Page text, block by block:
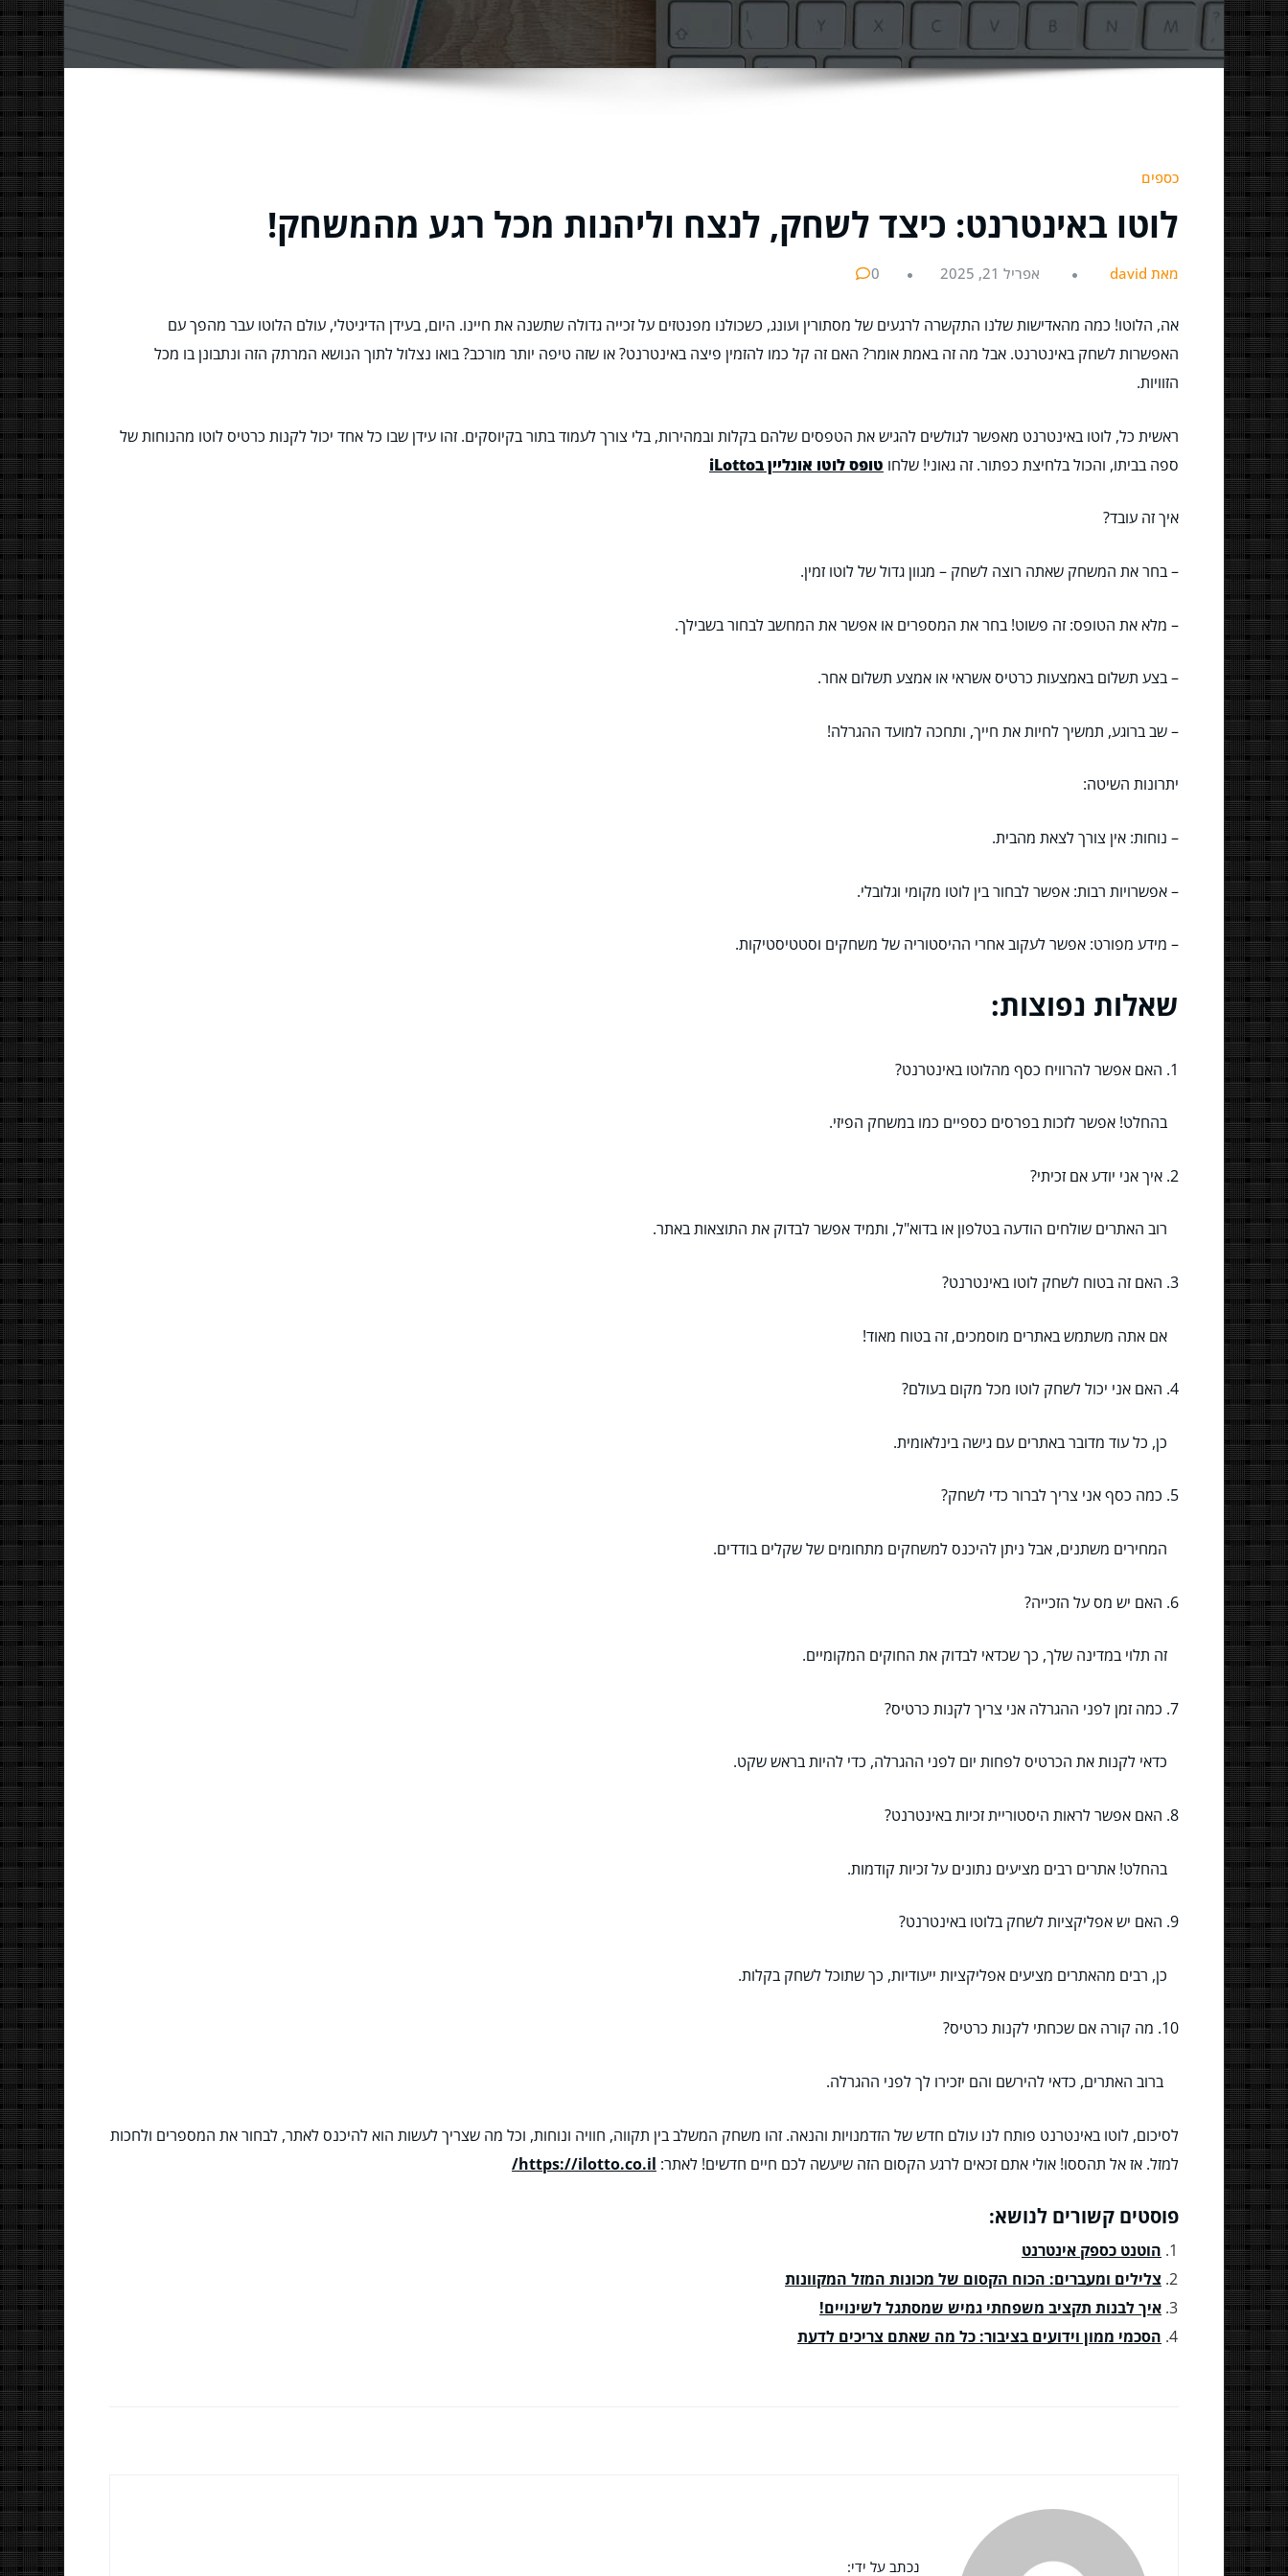
כספים
לוטו באינטרנט: כיצד לשחק, לנצח וליהנות מכל רגע מהמשחק!
מאת david אפריל 21, 2025 0
אה, הלוטו! כמה מהאדישות שלנו התקשרה לרגעים של מסתורין ועונג, כשכולנו מפנטזים על זכייה גדולה שתשנה את חיינו. היום, בעידן הדיגיטלי, עולם הלוטו עבר מהפך עם
האפשרות לשחק באינטרנט. אבל מה זה באמת אומר? האם זה קל כמו להזמין פיצה באינטרנט? או שזה טיפה יותר מורכב? בואו נצלול לתוך הנושא המרתק הזה ונתבונן בו מכל
הזוויות.
ראשית כל, לוטו באינטרנט מאפשר לגולשים להגיש את הטפסים שלהם בקלות ובמהירות, בלי צורך לעמוד בתור בקיוסקים. זהו עידן שבו כל אחד יכול לקנות כרטיס לוטו מהנוחות של
ספה בביתו, והכול בלחיצת כפתור. זה גאוני! שלחו טופס לוטו אונליין בiLotto
איך זה עובד?
– בחר את המשחק שאתה רוצה לשחק – מגוון גדול של לוטו זמין.
– מלא את הטופס: זה פשוט! בחר את המספרים או אפשר את המחשב לבחור בשבילך.
– בצע תשלום באמצעות כרטיס אשראי או אמצע תשלום אחר.
– שב ברוגע, תמשיך לחיות את חייך, ותחכה למועד ההגרלה!
יתרונות השיטה:
– נוחות: אין צורך לצאת מהבית.
– אפשרויות רבות: אפשר לבחור בין לוטו מקומי וגלובלי.
– מידע מפורט: אפשר לעקוב אחרי ההיסטוריה של משחקים וסטטיסטיקות.
שאלות נפוצות:
1. האם אפשר להרוויח כסף מהלוטו באינטרנט?
בהחלט! אפשר לזכות בפרסים כספיים כמו במשחק הפיזי.
2. איך אני יודע אם זכיתי?
רוב האתרים שולחים הודעה בטלפון או בדוא"ל, ותמיד אפשר לבדוק את התוצאות באתר.
3. האם זה בטוח לשחק לוטו באינטרנט?
אם אתה משתמש באתרים מוסמכים, זה בטוח מאוד!
4. האם אני יכול לשחק לוטו מכל מקום בעולם?
כן, כל עוד מדובר באתרים עם גישה בינלאומית.
5. כמה כסף אני צריך לברור כדי לשחק?
המחירים משתנים, אבל ניתן להיכנס למשחקים מתחומים של שקלים בודדים.
6. האם יש מס על הזכייה?
זה תלוי במדינה שלך, כך שכדאי לבדוק את החוקים המקומיים.
7. כמה זמן לפני ההגרלה אני צריך לקנות כרטיס?
כדאי לקנות את הכרטיס לפחות יום לפני ההגרלה, כדי להיות בראש שקט.
8. האם אפשר לראות היסטוריית זכיות באינטרנט?
בהחלט! אתרים רבים מציעים נתונים על זכיות קודמות.
9. האם יש אפליקציות לשחק בלוטו באינטרנט?
כן, רבים מהאתרים מציעים אפליקציות ייעודיות, כך שתוכל לשחק בקלות.
10. מה קורה אם שכחתי לקנות כרטיס?
ברוב האתרים, כדאי להירשם והם יזכירו לך לפני ההגרלה.
לסיכום, לוטו באינטרנט פותח לנו עולם חדש של הזדמנויות והנאה. זהו משחק המשלב בין תקווה, חוויה ונוחות, וכל מה שצריך לעשות הוא להיכנס לאתר, לבחור את המספרים ולחכות
למזל. אז אל תהססו! אולי אתם זכאים לרגע הקסום הזה שיעשה לכם חיים חדשים! לאתר: https://ilotto.co.il/
פוסטים קשורים לנושא:
הוטנט כספק אינטרנט
צלילים ומעברים: הכוח הקסום של מכונות המזל המקוונות
איך לבנות תקציב משפחתי גמיש שמסתגל לשינויים!
הסכמי ממון וידועים בציבור: כל מה שאתם צריכים לדעת
נכתב על ידי: